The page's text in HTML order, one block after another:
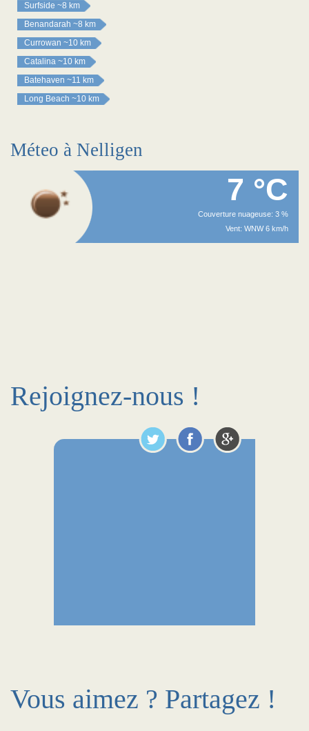
Surfside ~8 km
Benandarah ~8 km
Currowan ~10 km
Catalina ~10 km
Batehaven ~11 km
Long Beach ~10 km
Méteo à Nelligen
7 °C
Couverture nuageuse: 3 %
Vent: WNW 6 km/h
Rejoignez-nous !
Vous aimez ? Partagez !